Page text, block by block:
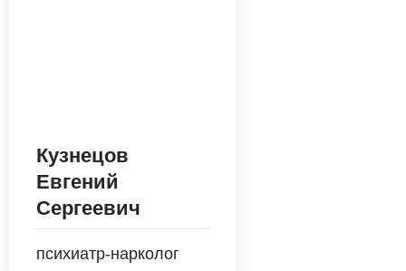
Кузнецов
Евгений
Сергеевич
психиатр-нарколог